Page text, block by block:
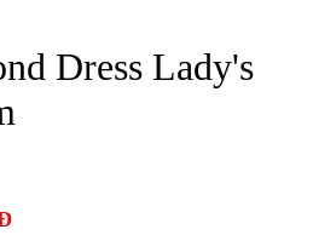
Dress Lady's